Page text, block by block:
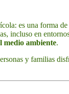
es una forma
incluso en
medio ambiente.
y familias